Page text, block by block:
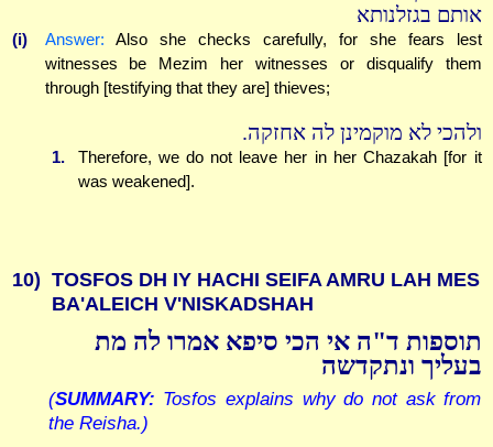
אותם בגזלנותא
(i) Answer: Also she checks carefully, for she fears lest
witnesses be Mezim her witnesses or disqualify them
through [testifying that they are] thieves;
ולהכי לא מוקמינן לה אחזקה.
1.
Therefore, we do not leave her in her Chazakah [for it
was weakened].
10) TOSFOS DH IY HACHI SEIFA AMRU LAH MES
BA'ALEICH V'NISKADSHAH
תוספות ד"ה אי הכי סיפא אמרו לה מת
בעליך ונתקדשה
(SUMMARY: Tosfos explains why do not ask from
the Reisha.)